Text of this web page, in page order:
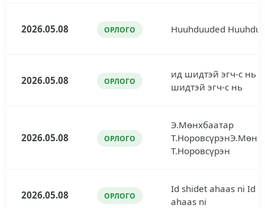
2026.05.08 ОРЛОГО Huuhduuded
2026.05.08 ОРЛОГО
ид шидтэй эгч-с нь
шидтэй эгч-с нь
2026.05.08 ОРЛОГО
Э.Мөнхбаатар
Т.Норовсүрэн
2026.05.08 ОРЛОГО
Id shidet ahaas ni Id
ahaas ni